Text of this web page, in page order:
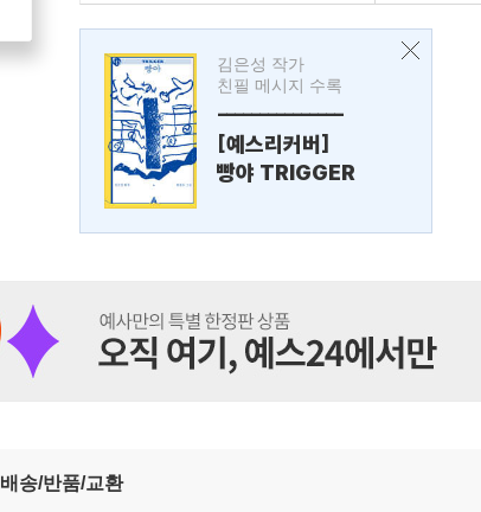
김은성 작가
친필 메시지 수록
---------------
[예스리커버]
빵야 TRIGGER
배송/반품/교환